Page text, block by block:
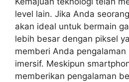
level lain. Jika Anda
akan ideal untuk bermain
lebih besar dengan piksel
memberi Anda
imersif. Meskipun
memberikan pengalaman